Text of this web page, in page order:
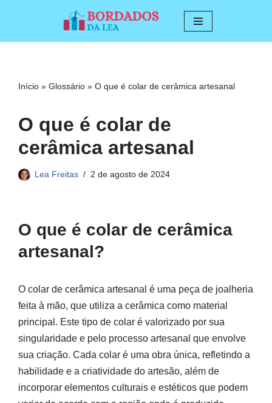
conteúdo
Início » Glossário » O que é colar de cerâmica artesanal
O que é colar de
cerâmica artesanal
Lea Freitas 2 de agosto de 2024
O que é colar de cerâmica
artesanal?
O colar de cerâmica artesanal é uma peça de joalheria
feita à mão, que utiliza a cerâmica como material
principal. Este tipo de colar é valorizado por sua
singularidade e pelo processo artesanal que envolve
sua criação. Cada colar é uma obra única, refletindo a
habilidade e a criatividade do artesão, além de
incorporar elementos culturais e estéticos que podem